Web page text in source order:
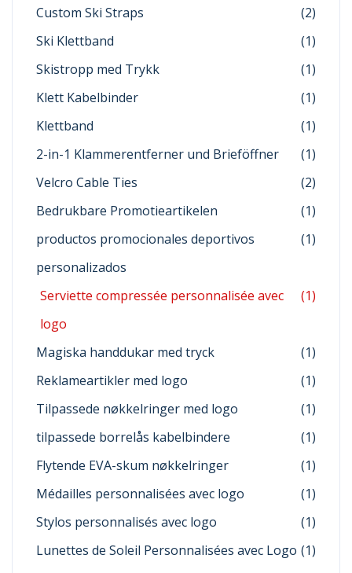
Custom Ski Straps
(2)
Ski Klettband
(1)
Skistropp med Trykk
(1)
Klett Kabelbinder
(1)
Klettband
(1)
2-in-1 Klammerentferner und Brieföffner
(1)
Velcro Cable Ties
(2)
Bedrukbare Promotieartikelen
(1)
productos promocionales deportivos
personalizados
(1)
Serviette compressée personnalisée avec
logo
(1)
Magiska handdukar med tryck
(1)
Reklameartikler med logo
(1)
Tilpassede nøkkelringer med logo
(1)
tilpassede borrelås kabelbindere
(1)
Flytende EVA-skum nøkkelringer
(1)
Médailles personnalisées avec logo
(1)
Stylos personnalisés avec logo
(1)
Lunettes de Soleil Personnalisées avec Logo (1)